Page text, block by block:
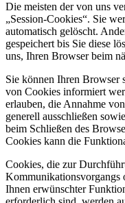
Die meisten der von uns
„Session-Cookies“. Sie
automatisch gelöscht.
gespeichert bis Sie diese
uns, Ihren Browser beim
Sie können Ihren Browser
von Cookies informiert
erlauben, die Annahme
generell ausschließen
beim Schließen des
Cookies kann die
Cookies, die zur
Kommunikationsvorgangs
Ihnen erwünschter